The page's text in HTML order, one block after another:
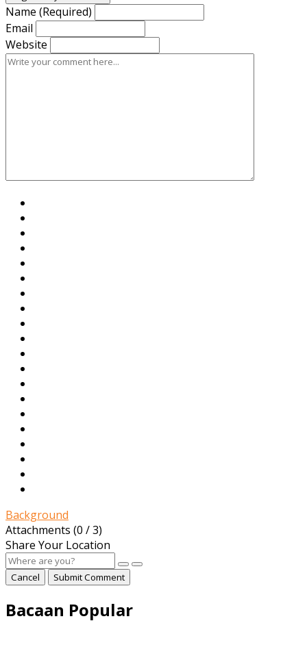
Name (Required)
Email
Website
Background
Attachments (0 / 3)
Share Your Location
Cancel Submit Comment
Bacaan Popular